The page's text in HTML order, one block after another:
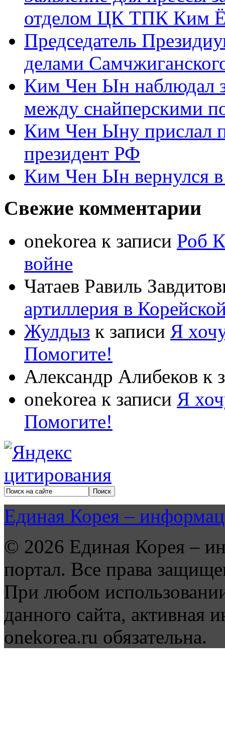
отделом ЦК ТПК Ким
Председатель
делами
Ким Чен Ын наблюдал
между снайперскими
Ким Чен Ыну прислал
президент РФ
Ким Чен Ын вернулся
Свежие комментарии
onekorea к записи Роб
войне
Чатаев Равиль
артиллерия в
Жулдыз к записи Я
Помогите!
Александр Алибеков к
onekorea к записи Я
Помогите!
Единая Корея –
© 2026 Единая Корея –
портал. Все права
При любом
данного сайта, активная
onekorea.ru обязательна.